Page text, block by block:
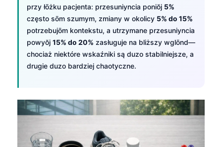
przy łōżku pacjenta: przesuniyncia poniŏj 5%
często sōm szumym, zmiany w okolicy 5% do 15%
potrzebujōm kontekstu, a utrzymane przesuniyncia
powyŏj 15% do 20% zasługuje na bliższy wglōnd—
chociaż niektóre wskaźniki są duzo stabilniejsze, a
drugie duzo bardziej chaotyczne.